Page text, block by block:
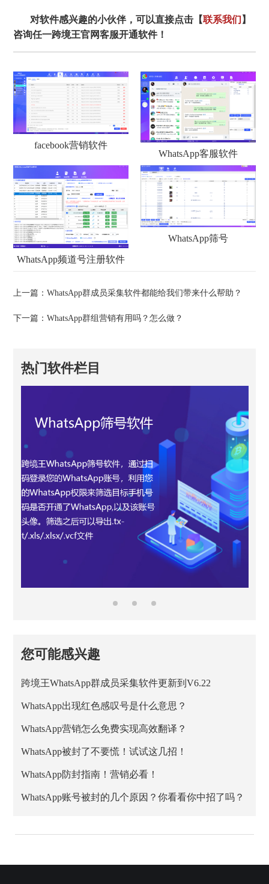
对软件感兴趣的小伙伴，可以直接点击【联系我们 】
咨询任一跨境王官网客服开通软件！
facebook营销软件
WhatsApp客服软件
WhatsApp频道号注册软件
WhatsApp筛号
上一篇：WhatsApp群成员采集软件都能给我们带来什么帮助？
下一篇：WhatsApp群组营销有用吗？怎么做？
热门软件栏目
您可能感兴趣
跨境王WhatsApp群成员采集软件更新到V6.22
WhatsApp出现红色感叹号是什么意思？
WhatsApp营销怎么免费实现高效翻译？
WhatsApp被封了不要慌！试试这几招！
WhatsApp防封指南！营销必看！
WhatsApp账号被封的几个原因？你看看你中招了吗？